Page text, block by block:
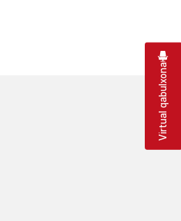
Virtual qabulxona